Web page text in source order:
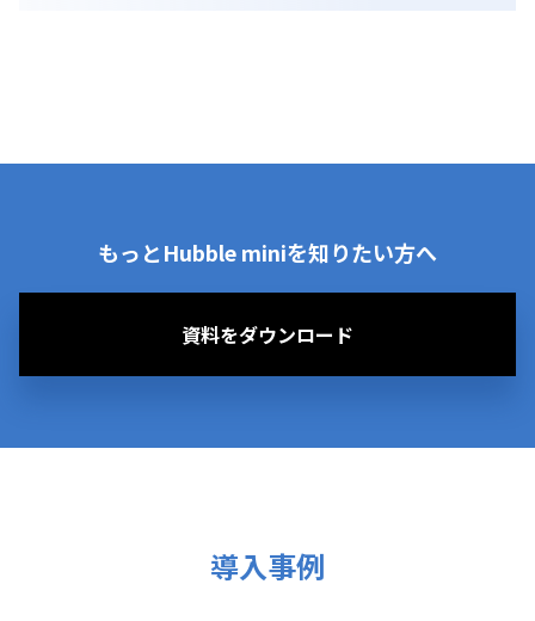
もっとHubble miniを知りたい方へ
資料をダウンロード
導入事例